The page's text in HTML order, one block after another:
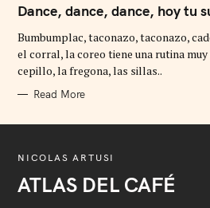
T
E
O
R
I
E
Dance, dance, dance, hoy tu
Bumbumplac, taconazo, taconazo,
el corral, la coreo tiene una rutina
cepillo, la fregona, las sillas..
Read More
NICOLAS ARTUSI
ATLAS DEL CAFÉ